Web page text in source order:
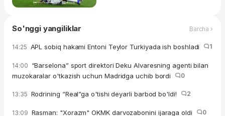
So'nggi yangiliklar Barcha ›
14:25 APL sobiq hakami Entoni Teylor Turkiyada ish boshladi 1
14:00 “Barselona” sport direktori Deku Alvaresning agenti bilan
muzokaralar o'tkazish uchun Madridga uchib bordi
0
13:35 Rodrining “Real”ga o'tishi deyarli barbod bo'ldi! 2
13:09 Rasman: "Xorazm" OKMK darvozabonini ijaraga oldi 0